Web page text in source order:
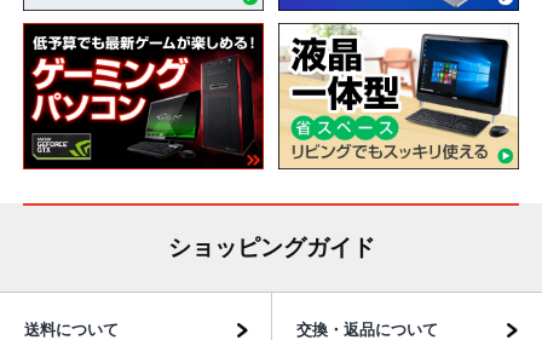
ショッピングガイド
送料について 交換・返品について